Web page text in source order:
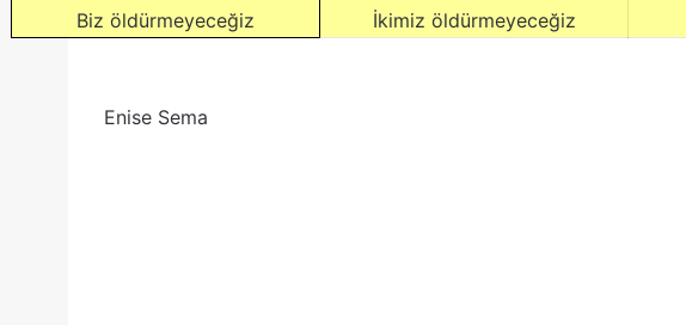
Biz öldürmeyeceğiz İkimiz öldürmeyeceğiz
Enise Sema